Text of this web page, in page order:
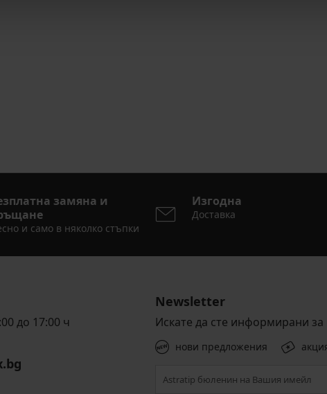
замяна и
и само в няколко стъпки
Изгодна
Доставка
до 17:00 ч
Newsletter
Искате да сте информирани за
нови предложения